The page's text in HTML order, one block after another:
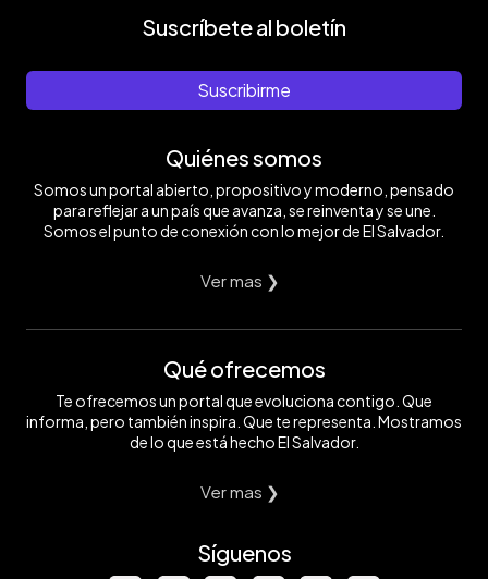
Suscríbete al boletín
Suscribirme
Quiénes somos
Somos un portal abierto, propositivo y moderno, pensado
para reflejar a un país que avanza, se reinventa y se une.
Somos el punto de conexión con lo mejor de El Salvador.
Ver mas ❯
Qué ofrecemos
Te ofrecemos un portal que evoluciona contigo. Que
informa, pero también inspira. Que te representa. Mostramos
de lo que está hecho El Salvador.
Ver mas ❯
Síguenos